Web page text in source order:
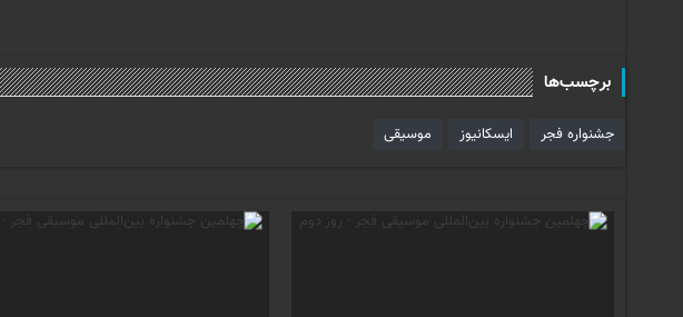
برچسب‌ها
جشنواره فجر ایسکانیوز موسیقی